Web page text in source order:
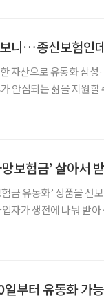
자산으로 유동화 삼성
보험금’ 살아서
금 유동화’ 상품을 선
자가 생전에 나눠 받
부터 유동화 가